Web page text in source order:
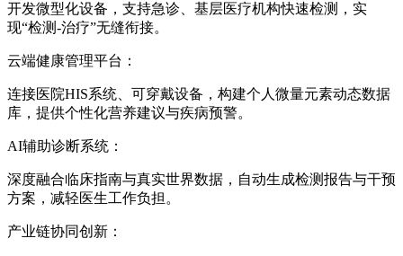
开发微型化设备，支持急诊、基层医疗机构快速检测，实
现“检测-治疗”无缝衔接。
云端健康管理平台：
连接医院HIS系统、可穿戴设备，构建个人微量元素动态数据
库，提供个性化营养建议与疾病预警。
AI辅助诊断系统：
深度融合临床指南与真实世界数据，自动生成检测报告与干预
方案，减轻医生工作负担。
产业链协同创新：